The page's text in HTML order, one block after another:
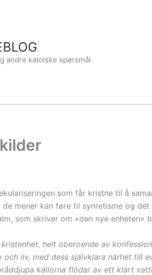
andre katolske spørsmål.
som får kristne til å
mener kan føre til synretisme og det
som skriver om «den nye enheten»
helt oberoende av
liv, med dess självklara närhet till
källorna flödar av ett klart